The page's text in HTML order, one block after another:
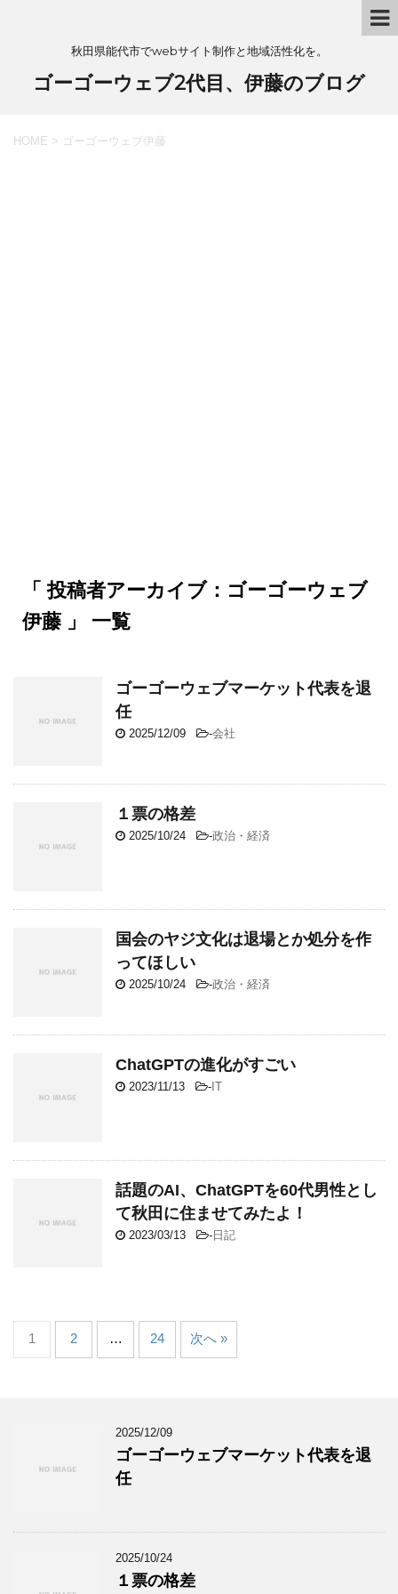
秋田県能代市でwebサイト制作と地域活性化を。
ゴーゴーウェブ2代目、伊藤のブログ
HOME > ゴーゴーウェブ伊藤
「 投稿者アーカイブ：ゴーゴーウェブ
伊藤 」 一覧
ゴーゴーウェブマーケット代表を退
任
2025/12/09 -会社
１票の格差
2025/10/24 -政治・経済
国会のヤジ文化は退場とか処分を作
ってほしい
2025/10/24 -政治・経済
ChatGPTの進化がすごい
2023/11/13 -IT
話題のAI、ChatGPTを60代男性とし
て秋田に住ませてみたよ！
2023/03/13 -日記
1 2 … 24 次へ »
2025/12/09
ゴーゴーウェブマーケット代表を退
任
2025/10/24
１票の格差